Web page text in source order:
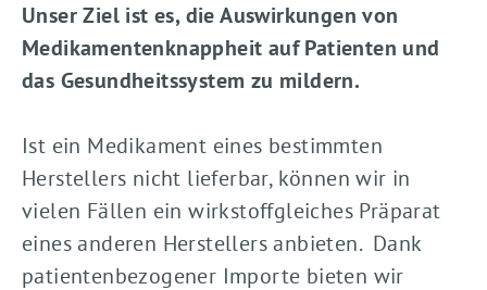
Unser Ziel ist es, die Auswirkungen von
Medikamentenknappheit auf Patienten und
das Gesundheitssystem zu mildern.
Ist ein Medikament eines bestimmten
Herstellers nicht lieferbar, können wir in
vielen Fällen ein wirkstoffgleiches Präparat
eines anderen Herstellers anbieten. Dank
patientenbezogener Importe bieten wir